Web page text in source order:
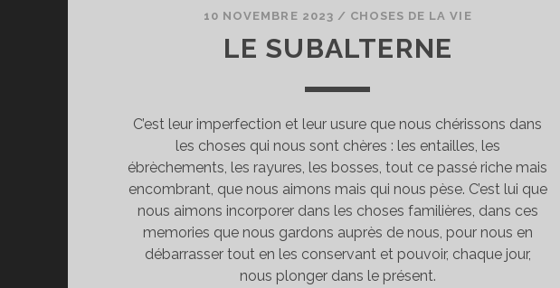
10 NOVEMBRE 2023 / CHOSES DE LA VIE
LE SUBALTERNE
C’est leur imperfection et leur usure que nous chérissons dans
les choses qui nous sont chères : les entailles, les
ébrèchements, les rayures, les bosses, tout ce passé riche mais
encombrant, que nous aimons mais qui nous pèse. C’est lui que
nous aimons incorporer dans les choses familières, dans ces
memories que nous gardons auprès de nous, pour nous en
débarrasser tout en les conservant et pouvoir, chaque jour,
nous plonger dans le présent.